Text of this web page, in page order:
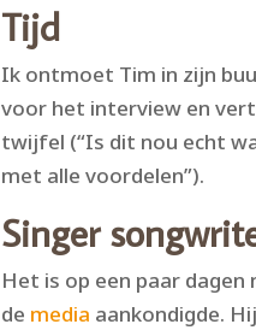
Tijd
Ik ontmoet Tim in zijn
voor het interview en
twijfel (“Is dit nou echt
met alle voordelen”).
Singer
Het is op een paar
de media aankondigde.